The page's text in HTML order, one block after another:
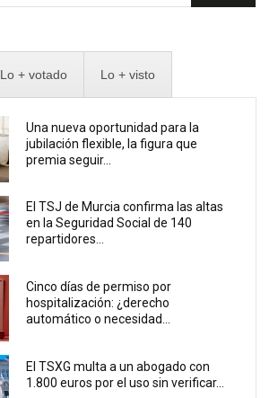
Lo + votado Lo + visto
Una nueva oportunidad para la
jubilación flexible, la figura que
premia seguir...
El TSJ de Murcia confirma las altas
en la Seguridad Social de 140
repartidores...
Cinco días de permiso por
hospitalización: ¿derecho
automático o necesidad...
El TSXG multa a un abogado con
1.800 euros por el uso sin verificar...